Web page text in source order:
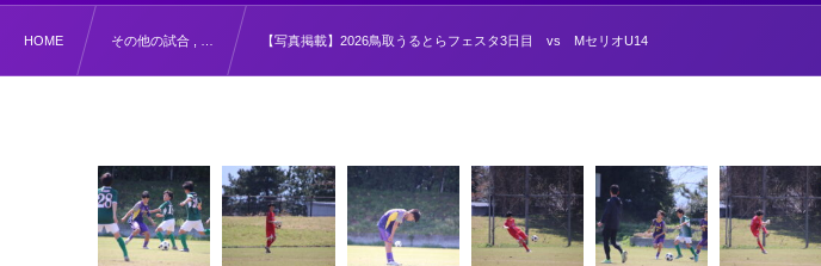
HOME その他の試合 , … 【写真掲載】2026鳥取うるとらフェスタ3日目 vs MセリオU14